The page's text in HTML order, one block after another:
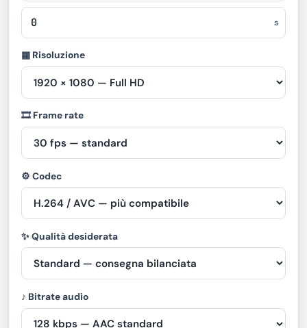
s
▦ Risoluzione
🎞 Frame rate
⚙ Codec
✨ Qualità desiderata
♪ Bitrate audio